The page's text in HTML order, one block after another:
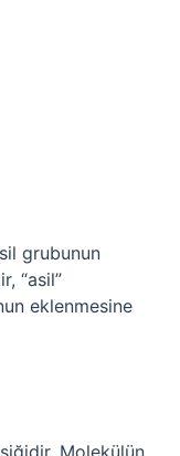
grubunun
“asil”
eklenmesine
Molekülün